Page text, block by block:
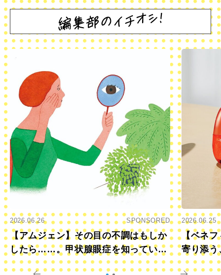
2026.06.26 SPONSORED
【アムジェン】その目の不調はもしか
したら……。甲状腺眼症を知っていま
すか？
2026.06.25
【ベネフ
寄り添う
きに